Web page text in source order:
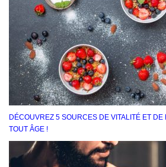
DÉCOUVREZ 5 SOURCES DE VITALITÉ ET
TOUT ÂGE !